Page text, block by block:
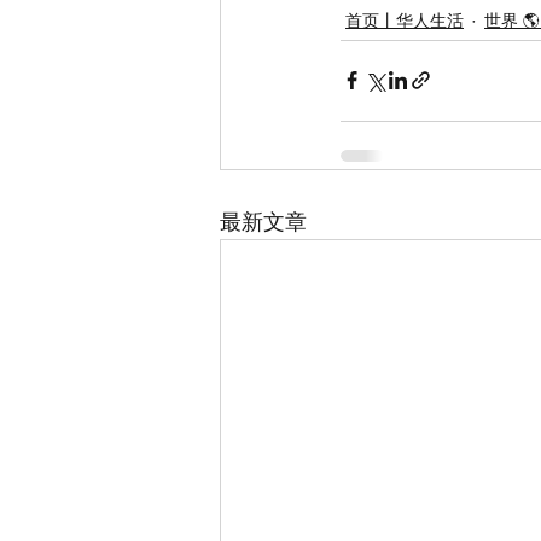
首页丨华人生活 世界
最新文章